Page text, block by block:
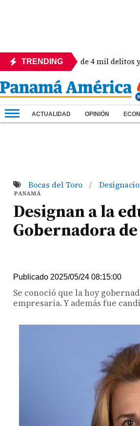
TRENDING
Revelan más de 4 mil delitos y 59
ACTUALIDAD OPINIÓN
Bocas del Toro /
PANAMÁ
Designan a la
Gobernadora
Publicado 2025/05/24 08:15:00
Se conoció que la hoy
empresaria. Y además fue